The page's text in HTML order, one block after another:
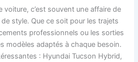
voiture, c’est souvent une affaire de
style. Que ce soit pour les trajets
professionnels ou les sorties
modèles adaptés à chaque besoin.
: Hyundai Tucson Hybrid,